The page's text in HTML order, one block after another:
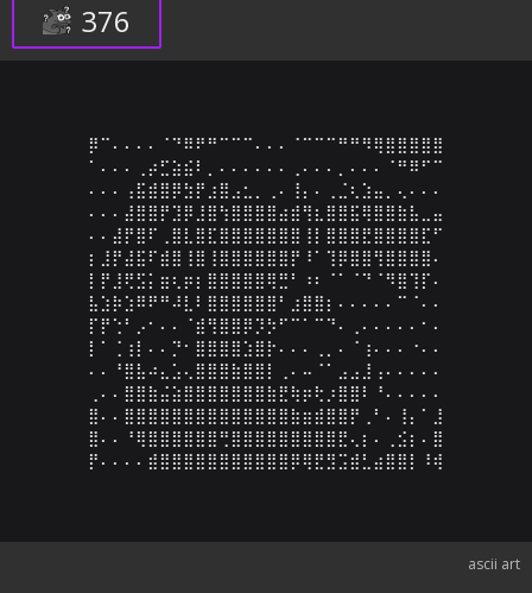
376
⡿⠉⠄⠄⠄⠄⠈⠙⠿⠟⠛⠉⠉⠉⠄⠄⠄⠈⠉⠉⠉⠛⠛⠻⢿⣿⣿⣿⣿⣿
⠁⠄⠄⠄⢀⡴⣋⣵⣮⠇⡀⠄⠄⠄⠄⠄⠄⢀⠄⠄⠄⡀⠄⠄⠄⠈⠛⠿⠋⠉
⠄⠄⠄⢠⣯⣾⣿⡿⣳⡟⣰⣿⣠⣂⡀⢀⠄⢸⡄⠄⢀⣈⢆⣱⣤⡀⢄⠄⠄⠄
⠄⠄⠄⣼⣿⣿⡟⣹⡿⣸⣿⢳⣿⣿⣿⣿⣴⣾⢻⣆⣿⣿⣯⢿⣿⣿⣷⣧⣀⣤
⠄⠄⣼⡟⣿⠏⢀⣿⣇⣿⣏⣿⣿⣿⣿⣿⣿⣿⢸⡇⣿⣿⣿⣟⣿⣿⣿⣿⣏⠋
⡆⣸⡟⣼⣯⠏⣾⣿⢸⣿⢸⣿⣿⣿⣿⣿⣿⡟⠸⠁⢹⡿⣿⣿⢻⣿⣿⣿⣿⠄
⡇⡟⣸⢟⣫⡅⣶⢆⡶⡆⣿⣿⣿⣿⣿⢿⣛⠃⠰⠆⠈⠁⠈⠙⠈⠻⣿⢹⡏⠄
⣧⣱⡷⣱⠿⠟⠛⠼⣇⠇⣿⣿⣿⣿⣿⣿⠃⣰⣿⣿⡆⠄⠄⠄⠄⠄⠉⠈⠄⠄
⡏⡟⢑⠃⡠⠂⠄⠄⠈⣾⢻⣿⣿⡿⡹⡳⠋⠉⠁⠉⠙⠄⢀⠄⠄⠄⠄⠄⠂⠄
⡇⠁⢈⢰⡇⠄⠄⡙⠂⣿⣿⣿⣿⣱⣿⡗⠄⠄⠄⢀⡀⠄⠈⢰⠄⠄⠄⠐⠄⠄
⠄⠄⠘⣿⣧⠴⣄⣡⢄⣿⣿⣿⣷⣿⣿⡇⢀⠄⠤⠈⠁⣠⣠⣸⢠⠄⠄⠄⠄⠄
⢀⠄⠄⣿⣿⣷⣬⣵⣿⣿⣿⣿⣿⣿⣿⣷⣟⢷⡶⢗⡰⣿⣿⠇⠘⠄⠄⠄⠄⠄
⣿⠄⠄⣿⣿⣿⣿⣿⣿⣿⣿⣿⣿⣿⣿⣿⣿⣷⣶⣾⣿⣿⡟⢀⠃⠄⢸⡄⠁⣸
⣿⠄⠄⠘⢿⣿⣿⣿⣿⣿⣿⢛⣿⣿⣿⣿⣿⣿⣿⣿⣿⣟⢄⡆⠄⢀⣪⡆⠄⣿
⡟⠄⠄⠄⠄⣾⣿⣿⣿⣿⣿⣿⣿⣿⣿⣿⣿⡿⢿⣟⣻⣩⣾⣃⣴⣿⣿⡇⠸⢾
ascii art